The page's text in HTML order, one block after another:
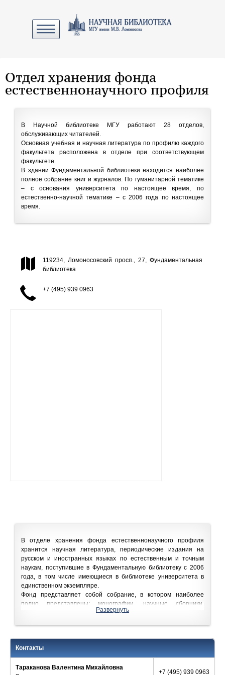
Отдел хранения фонда
естественнонаучного профиля
В Научной библиотеке МГУ работают 28 отделов,
обслуживающих читателей.
Основная учебная и научная литература по профилю каждого
факультета расположена в отделе при соответствующем
факультете.
В здании Фундаментальной библиотеки находится наиболее
полное собрание книг и журналов. По гуманитарной тематике
– с основания университета по настоящее время, по
естественно-научной тематике – с 2006 года по настоящее
время.
119234, Ломоносовский просп., 27, Фундаментальная
библиотека
+7 (495) 939 0963
В отделе хранения фонда естественнонаучного профиля
хранится научная литература, периодические издания на
русском и иностранных языках по естественным и точным
наукам, поступившие в Фундаментальную библиотеку с 2006
года, в том числе имеющиеся в библиотеке университета в
единственном экземпляре.
Фонд представляет собой собрание, в котором наиболее
полно представлены: монографии, научные сборники,
продолжающиеся и периодические издания - журналы,
факультетов и институтов МГУ.
март 2016 г.
Развернуть
Контакты
Тараканова Валентина Михайловна
+7 (495) 939 0963